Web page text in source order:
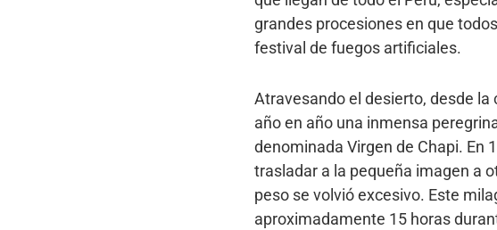
grandes procesiones en que
festival de fuegos artificiales.
Atravesando el desierto, desde la
año en año una inmensa
denominada Virgen de Chapi. En
trasladar a la pequeña imagen a
peso se volvió excesivo. Este
aproximadamente 15 horas